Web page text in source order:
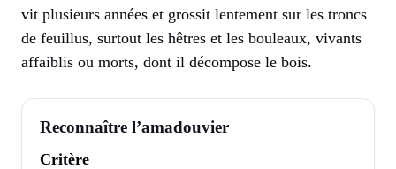
vit plusieurs années et grossit lentement sur les troncs
de feuillus, surtout les hêtres et les bouleaux, vivants
affaiblis ou morts, dont il décompose le bois.
Reconnaître l’amadouvier
Critère